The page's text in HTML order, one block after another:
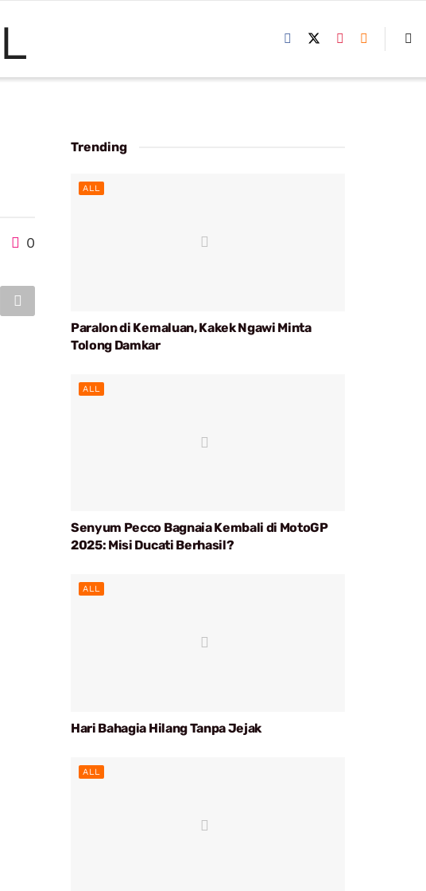
0
Trending
ALL
Paralon di Kemaluan, Kakek Ngawi Minta
Tolong Damkar
ALL
Senyum Pecco Bagnaia Kembali di MotoGP
2025: Misi Ducati Berhasil?
ALL
Hari Bahagia Hilang Tanpa Jejak
ALL